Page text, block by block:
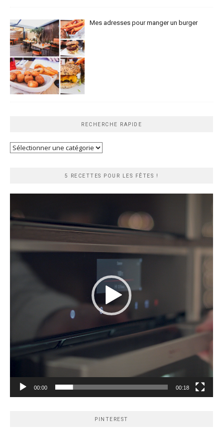
Mes adresses pour manger un burger
RECHERCHE RAPIDE
Recherche
5 RECETTES POUR LES FÊTES !
00:00 00:18
PINTEREST